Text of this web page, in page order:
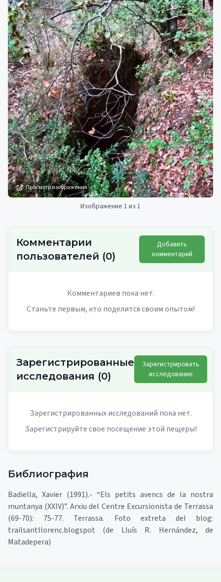
Просмотр изображения
Изображение 1 из 1
Комментарии
пользователей (0)
Добавить
комментарий
Комментариев пока нет.
Станьте первым, кто поделится своим опытом!
Зарегистрированные
исследования (0)
Зарегистрировать
исследование
Зарегистрированных исследований пока нет.
Зарегистрируйте свое посещение этой пещеры!
Библиография
Badiella, Xavier (1991).- “Els petits avencs de la nostra
muntanya (XXIV)”. Arxiu del Centre Excursionista de Terrassa
(69-70): 75-77. Terrassa. Foto extreta del blog:
trailsantllorenc.blogspot (de Lluís R. Hernández, de
Matadepera)